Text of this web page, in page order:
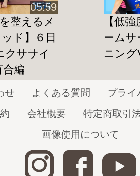
1370
ストラクター第２回【
1371
サイズ特集ページ公開中
05:59
整えるメ
ド】６日
クササイ
合編
【低
ーム
ニング
せ よくある質問
プライ
会社概要
特定商取引
画像使用について